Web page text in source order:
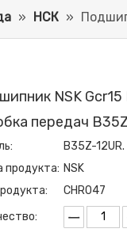
» НСК »
NSK
передач
B35Z-12UR.
продукта: NSK
CHR047